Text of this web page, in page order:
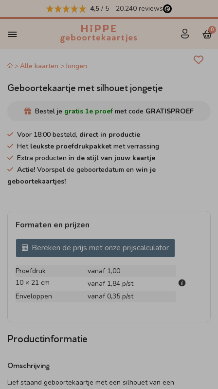
4,5 / 5 - 20.240 reviews
0
Alle kaarten Jongen
Geboortekaartje met silhouet jongetje
Bestel je gratis 1e proef met code GRATISPROEF
Voor 18:00 besteld, direct in productie
Het leukste proefdrukpakket met verrassing
Extra producten in de stijl van jouw kaartje
Actie! Voorspel de geboortedatum en win je
geboortekaartjes!
Formaten en prijzen
Bereken de prijs met onze prijscalculator
Proefdruk
vanaf 1,00
10 × 21 cm
vanaf 1,84 p/st
Enveloppen
vanaf 0,35 p/st
Productinformatie
Omschrijving
Lief staand geboortekaartje met een silhouet van een